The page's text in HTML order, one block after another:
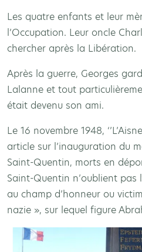
Les quatre enfants et leur
l’Occupation. Leur oncle
chercher après la Libération.
Après la guerre, Georges
Lalanne et tout
était devenu son ami.
Le 16 novembre 1948,
article sur l’inauguration du
Saint-Quentin, morts en
Saint-Quentin n’oublient
au champ d’honneur ou
nazie », sur lequel figure